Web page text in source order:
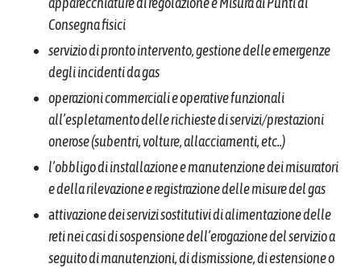
Consegna fisici
servizio di pronto intervento, gestione delle emergenze
degli incidenti da gas
operazioni commerciali e operative funzionali
all’espletamento delle richieste di servizi/prestazioni
onerose (subentri, volture, allacciamenti, etc..)
l’obbligo di installazione e manutenzione dei misuratori
e della rilevazione e registrazione delle misure del gas
attivazione dei servizi sostitutivi di alimentazione delle
reti nei casi di sospensione dell’erogazione del servizio a
seguito di manutenzioni, di dismissione, di estensione o